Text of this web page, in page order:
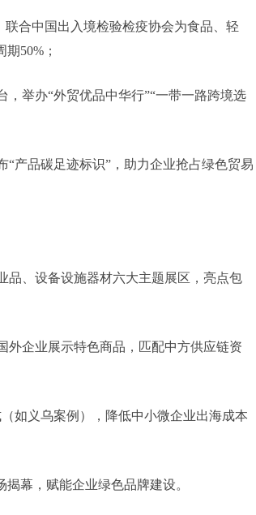
联合中国出入境检验检疫协会为食品、轻
50%；
举办“外贸优品中华行”“一带一路跨境选
产品碳足迹标识”，助力企业抢占绿色贸易
品、设备设施器材六大主题展区，亮点包
外企业展示特色商品，匹配中方供应链资
如义乌案例），降低中小微企业出海成本
幕，赋能企业绿色品牌建设。